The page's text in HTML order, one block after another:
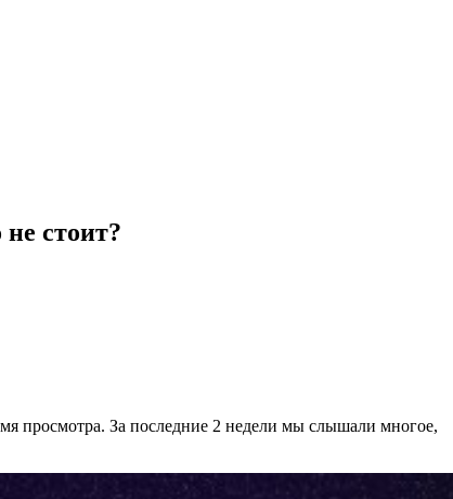
стоит?
просмотра. За последние 2 недели мы слышали многое,